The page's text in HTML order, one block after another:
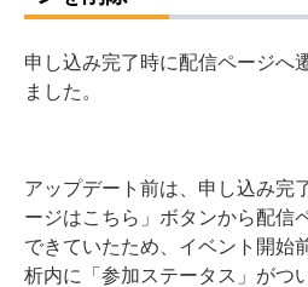
申し込み完了時に配信ページへ
ました。
アップデート前は、申し込み完
ージはこちら」ボタンから配信
できていたため、イベント開始
析内に「参加ステータス」がつ